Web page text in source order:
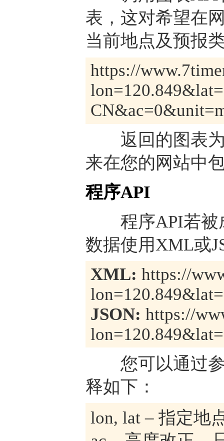
表，这对希望在
当前地点及预报
https://
返回的图表为
来在您的网站中
程序API
程序API若被
数据使用XML或
XML: https://
JSON: https://
您可以通过参
释如下：
lon, lat – 指定地